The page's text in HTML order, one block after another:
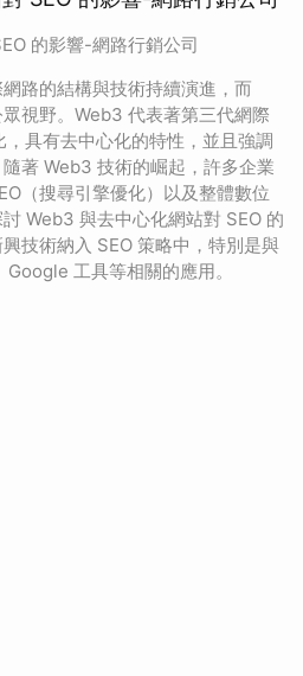
的影響-網路行銷公司
路的結構與技術持續演進，而
視野。Web3 代表著第三代網際
具有去中心化的特性，並且強調
著 Web3 技術的崛起，許多企業
（搜尋引擎優化）以及整體數位
Web3 與去中心化網站對 SEO 的
技術納入 SEO 策略中，特別是與
工具等相關的應用。